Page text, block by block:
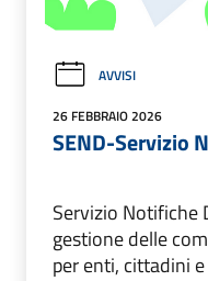
AVVISI
26 FEBBRAIO 2026
SEND-Servizio
Servizio Notifiche
gestione delle
per enti, cittadini